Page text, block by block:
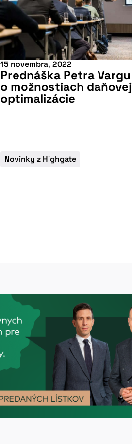
15 novembra, 2022
Prednáška Petra Vargu
o možnostiach daňovej
optimalizácie
Novinky z Highgate